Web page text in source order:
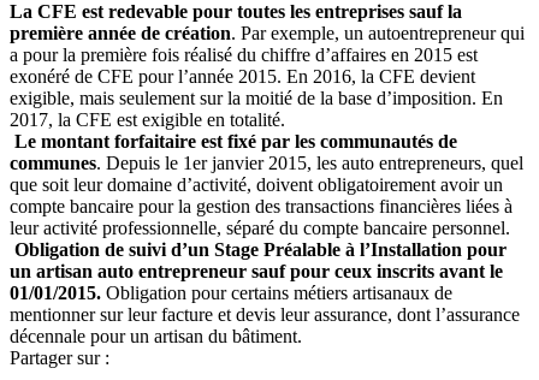
La CFE est redevable pour toutes les entreprises sauf la
première année de création. Par exemple, un autoentrepreneur qui
a pour la première fois réalisé du chiffre d’affaires en 2015 est
exonéré de CFE pour l’année 2015. En 2016, la CFE devient
exigible, mais seulement sur la moitié de la base d’imposition. En
2017, la CFE est exigible en totalité.
Le montant forfaitaire est fixé par les communautés de
communes. Depuis le 1er janvier 2015, les auto entrepreneurs, quel
que soit leur domaine d’activité, doivent obligatoirement avoir un
compte bancaire pour la gestion des transactions financières liées à
leur activité professionnelle, séparé du compte bancaire personnel.
Obligation de suivi d’un Stage Préalable à l’Installation pour
un artisan auto entrepreneur sauf pour ceux inscrits avant le
01/01/2015. Obligation pour certains métiers artisanaux de
mentionner sur leur facture et devis leur assurance, dont l’assurance
décennale pour un artisan du bâtiment.
Partager sur :